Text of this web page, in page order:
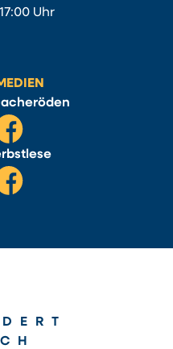
Uhr